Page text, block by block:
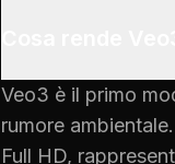
Veo3 è il primo
rumore
Full HD,